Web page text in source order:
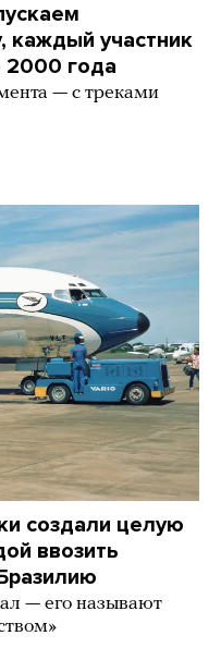
каждый участник
2000 года
— с треками
создали целую
ввозить
— его называют